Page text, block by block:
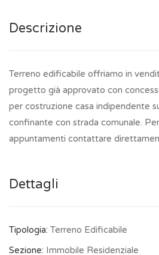
Descrizione
Terreno edificabile offriamo in
progetto già approvato con
per costruzione casa indipendente
confinante con strada comunale.
appuntamenti contattare
Dettagli
Tipologia: Terreno Edificabile
Sezione: Immobile Residenziale